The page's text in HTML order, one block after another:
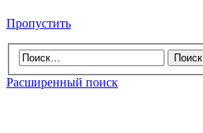
Пропустить
Расширенный поиск